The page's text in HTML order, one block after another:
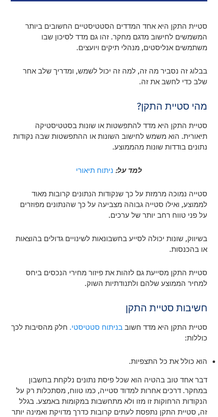
סטיית התקן היא אחד המדדים הסטטיסטיים החשובים ביותר
המשמשים לחישוב מדגם מחקר. זהו גם מדד לסיכון שבו
משתמשים אנליסטים, מנהלי תיקים ויועצים.
בבלוג זה נסביר מה זה, למה זה יכול לשמש, ומדריך שלב אחר
שלב כדי לחשב את זה.
מהי סטיית התקן?
סטיית התקן היא מדד להתפשטות או שונות בסטטיסטיקה
תיאורית. הוא משמש לחישוב השונות או ההתפשטות שבה נקודות
נתונים בודדות שונות מהממוצע.
למד על: ניתוח תיאורי
סטייה נמוכה מרמזת על כך שנקודות הנתונים קרובות מאוד
לממוצע, ואילו סטייה גבוהה מצביעה על כך שהנתונים מפוזרים
על פני טווח רחב יותר של ערכים.
בשיווק, שונות יכולה לסייע בחשבונאות לשינויים גדולים בהוצאות
או בהכנסות.
סטיית התקן מסייעת גם לזהות את פיזור מחירי הנכסים ביחס
למחיר הממוצע שלהם ולתנודתיות השוק.
חשיבות סטיית התקן
סטיית התקן היא מדד חשובבניתוח סטטיסטי. חלק מהסיבות לכך
כוללות:
הוא כולל את כל התצפיות.
דבר אחד טוב בהטיה הוא שכל פיסת נתונים נלקחת בחשבון
במחקר. דרכים אחרות למדוד סטייה, כמו טווח, מסתכלות רק על
הנקודות הרחוקות זו מזו ולא מתחשבות במקומות באמצע. בגלל
זה, סטיית התקן נתפסת לעתים קרובות כדרך מדויקת ואמינה יותר